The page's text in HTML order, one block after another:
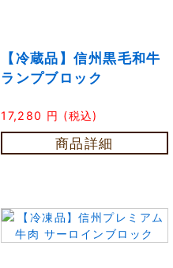
【冷蔵品】信州黒毛和牛
ランプブロック
17,280 円 (税込)
商品詳細